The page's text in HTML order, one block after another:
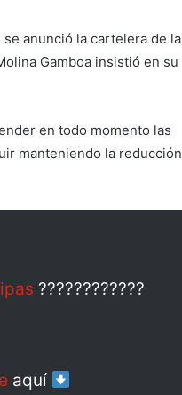
anunció la cartelera de la
Gamboa insistió en su
en todo momento las
manteniendo la reducción
????????????
aquí